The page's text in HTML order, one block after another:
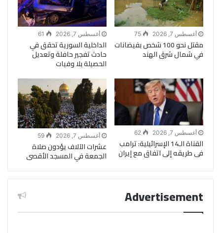
أغسطس 7, 2026 75
مقتل نحو 100 شخص بفيضانات
في شمال شرق الهند
أغسطس 7, 2026 61
الداخلية السورية تحقق في
حادث تفجير حافلة وتعديل
الحصيلة بلا وفيات
أغسطس 7, 2026 62
القناة الـ14 الإسرائيلية: ترامب
فى طريقه إلى اتفاق مع إيران
أغسطس 7, 2026 59
عشرات الآلاف يؤدون صلاة
الجمعة في المسجد الأقصى
Advertisement